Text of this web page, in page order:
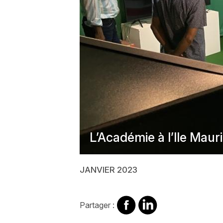
L’Académie à l’Ile
JANVIER 2023
Partager : Partager
sur
Partager
sur